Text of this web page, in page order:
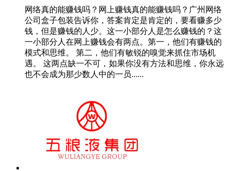
网络真的能赚钱吗？网上赚钱真的能赚钱吗？广州网络
公司盒子包装告诉你，答案肯定是肯定的，要看赚多少
钱，但是赚钱的人少。这一小部分人是怎么赚钱的？这
一小部分人在网上赚钱会有两点。第一，他们有赚钱的
模式和思维。 第二，他们有敏锐的嗅觉来抓住市场机
遇。 这两点缺一不可，如果你没有方法和思维，你永远
也不会成为那少数人中的一员......